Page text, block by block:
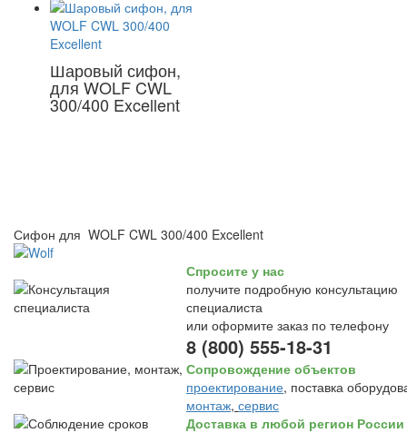
Шаровый сифон,
для WOLF CWL
300/400 Excellent
Сифон для WOLF CWL 300/400 Excellent
Спросите у нас
получите подробную консультацию
специалиста
или оформите заказ по телефону
8 (800) 555-18-31
Сопровождение объектов
проектирование, поставка
монтаж, сервис
Доставка в любой регион России